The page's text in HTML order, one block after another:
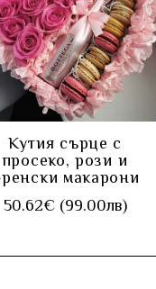
Кутия сърце с
просеко, рози и
макарони
50.62€ (99.00лв)
КУПИ